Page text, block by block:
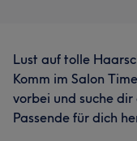
Lust auf tolle
Komm im Salon
vorbei und suche
Passende für dich